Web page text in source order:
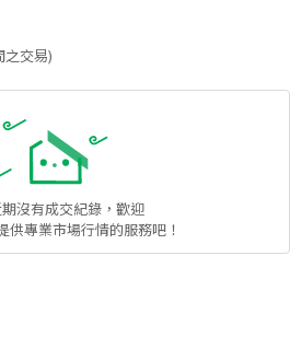
之交易)
沒有成交紀錄，歡迎
供專業市場行情的服務吧！